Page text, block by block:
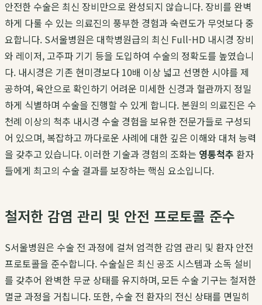
안전한 수술은 최신 장비만으로 완성되지 않습니다. 장비를 완벽
하게 다룰 수 있는 의료진의 풍부한 경험과 숙련도가 무엇보다 중
요합니다. S서울병원은 대학병원급의 최신 Full-HD 내시경 장비
와 레이저, 고주파 기기 등을 도입하여 수술의 정확도를 높였습니
다. 내시경은 기존 현미경보다 10배 이상 넓고 선명한 시야를 제
공하여, 육안으로 확인하기 어려운 미세한 신경과 혈관까지 정밀
하게 식별하며 수술을 진행할 수 있게 합니다. 본원의 의료진은 수
천례 이상의 척추 내시경 수술 경험을 보유한 전문가들로 구성되
어 있으며, 복잡하고 까다로운 사례에 대한 깊은 이해와 대처 능력
을 갖추고 있습니다. 이러한 기술과 경험의 조화는 영통척추 환자
들에게 최고의 수술 결과를 보장하는 핵심 요소입니다.
철저한 감염 관리 및 안전 프로토콜 준수
S서울병원은 수술 전 과정에 걸쳐 엄격한 감염 관리 및 환자 안전
프로토콜을 준수합니다. 수술실은 최신 공조 시스템과 소독 설비
를 갖추어 완벽한 무균 상태를 유지하며, 모든 수술 기구는 철저한
멸균 과정을 거칩니다. 또한, 수술 전 환자의 전신 상태를 면밀히